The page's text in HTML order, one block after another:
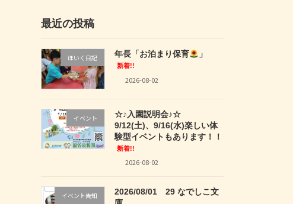
最近の投稿
ほいく日記 年長「お泊まり保育 」
新着!!
2026-08-02
イベント
☆♪入園説明会♪☆
9/12(土)、9/16(水)楽しい体
験型イベントもあります！！
新着!!
2026-08-02
イベント告知
2026/08/01 29 なでしこ文